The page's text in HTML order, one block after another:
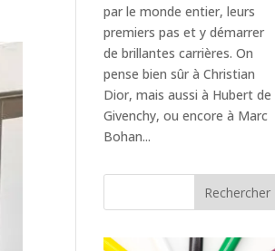
par le monde entier, leurs
premiers pas et y démarrer
de brillantes carrières. On
pense bien sûr à Christian
Dior, mais aussi à Hubert de
Givenchy, ou encore à Marc
Bohan...
Rechercher